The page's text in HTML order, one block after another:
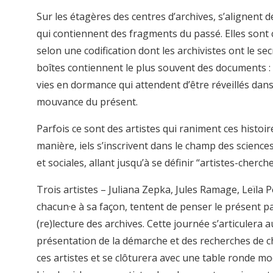
Sur les étagères des centres d’archives, s’alignent
qui contiennent des fragments du passé. Elles sont
selon une codification dont les archivistes ont le
boîtes contiennent le plus souvent des documents
vies en dormance qui attendent d’être réveillés
mouvance du présent.
Parfois ce sont des artistes qui raniment ces
manière, iels s’inscrivent dans le champ des
et sociales, allant jusqu’à se définir “artistes-
Trois artistes – Juliana Zepka, Jules Ramage, Leïla
chacun·e à sa façon, tentent de penser le présent
(re)lecture des archives. Cette journée s’articulera
présentation de la démarche et des recherches de
ces artistes et se clôturera avec une table ronde